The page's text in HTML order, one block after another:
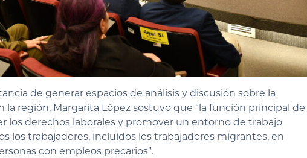
de generar espacios de análisis y discusión sobre la
la región, Margarita López sostuvo que “la función principal de
los derechos laborales y promover un entorno de trabajo
los trabajadores, incluidos los trabajadores migrantes, en
con empleos precarios”.